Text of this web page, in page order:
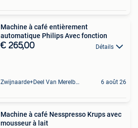
Machine à café entièrement
automatique Philips Avec fonction
€ 265,00 Détails
Zwijnaarde+Deel Van Merelbeke 6 août 26
Machine à café Nesspresso Krups avec
mousseur à lait